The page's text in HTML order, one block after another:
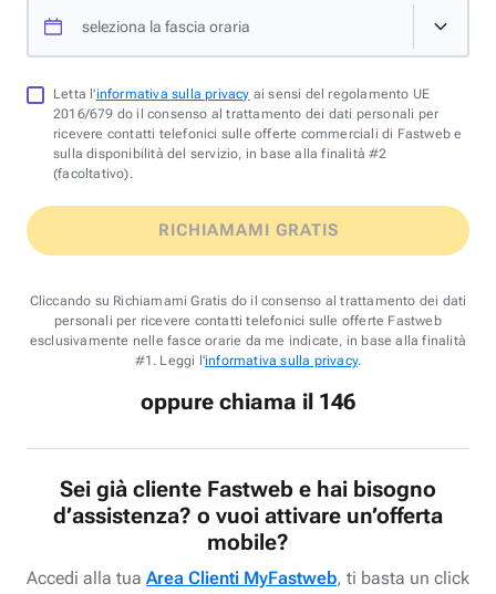
seleziona la fascia oraria
Letta l'informativa sulla privacy ai sensi del regolamento UE
2016/679 do il consenso al trattamento dei dati personali per
ricevere contatti telefonici sulle offerte commerciali di Fastweb e
sulla disponibilità del servizio, in base alla finalità #2
(facoltativo).
RICHIAMAMI GRATIS
Cliccando su Richiamami Gratis do il consenso al trattamento dei dati
personali per ricevere contatti telefonici sulle offerte Fastweb
esclusivamente nelle fasce orarie da me indicate, in base alla finalità
#1. Leggi l'informativa sulla privacy.
oppure chiama il 146
Sei già cliente Fastweb e hai bisogno
d’assistenza? o vuoi attivare un’offerta
mobile?
Accedi alla tua Area Clienti MyFastweb, ti basta un click